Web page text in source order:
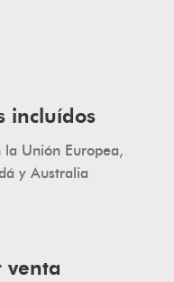
incluídos
Unión Europea,
y Australia
venta